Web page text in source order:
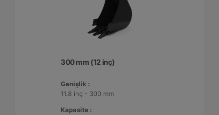
300 mm (12 inç)
Genişlik :
11.8 inç - 300 mm
Kapasite :